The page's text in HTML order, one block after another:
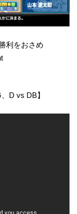
利をおさめ
D vs DB】